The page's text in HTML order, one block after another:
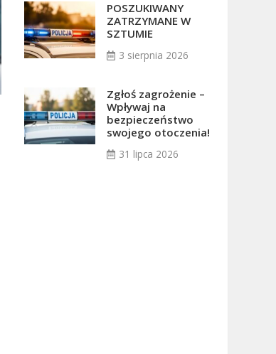
POSZUKIWANY
ZATRZYMANE W
SZTUMIE
3 sierpnia 2026
Zgłoś zagrożenie –
Wpływaj na
bezpieczeństwo
swojego otoczenia!
31 lipca 2026